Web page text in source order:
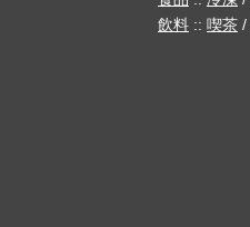
飲料 :: 喫茶 /